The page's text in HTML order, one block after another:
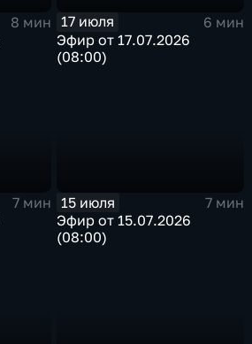
8 мин
17 июля
6 мин
Эфир от 17.07.2026
(08:00)
7 мин
15 июля
7 мин
Эфир от 15.07.2026
(08:00)